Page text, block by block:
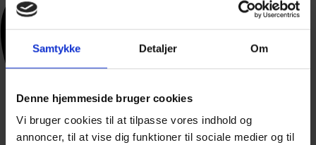
Samtykke Detaljer Om
Denne hjemmeside bruger cookies
Vi bruger cookies til at tilpasse vores indhold og
annoncer, til at vise dig funktioner til sociale medier og til